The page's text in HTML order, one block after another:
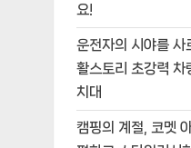
요!
운전자의 시야를 사
활스토리 초강력 차
치대
캠핑의 계절, 코멧